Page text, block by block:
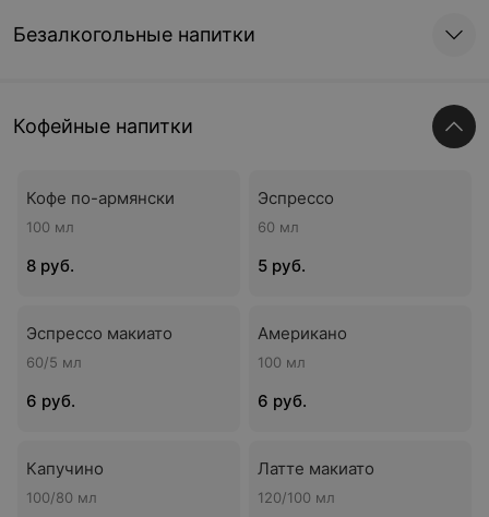
Безалкогольные напитки
Кофейные напитки
Кофе по-армянски
100 мл
8 руб.
Эспрессо
60 мл
5 руб.
Эспрессо макиато
60/5 мл
6 руб.
Американо
100 мл
6 руб.
Капучино
100/80 мл
Латте макиато
120/100 мл